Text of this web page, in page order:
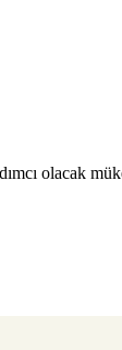
olacak